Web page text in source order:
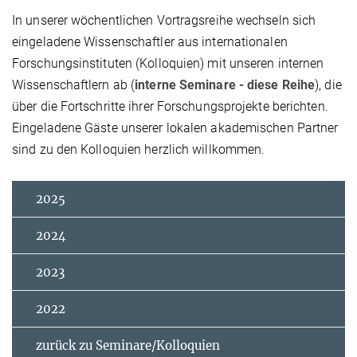
In unserer wöchentlichen Vortragsreihe wechseln sich
eingeladene Wissenschaftler aus internationalen
Forschungsinstituten (Kolloquien) mit unseren internen
Wissenschaftlern ab (interne Seminare - diese Reihe), die
über die Fortschritte ihrer Forschungsprojekte berichten.
Eingeladene Gäste unserer lokalen akademischen Partner
sind zu den Kolloquien herzlich willkommen.
2025
2024
2023
2022
zurück zu Seminare/Kolloquien